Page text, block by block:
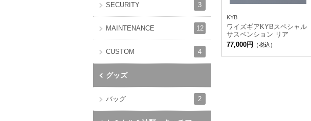
KYB
ワイズギアKYBスペシャル
サスペンション リア
77,000円
（税込）
SECURITY 3
MAINTENANCE 12
CUSTOM 4
グッズ
バッグ 2